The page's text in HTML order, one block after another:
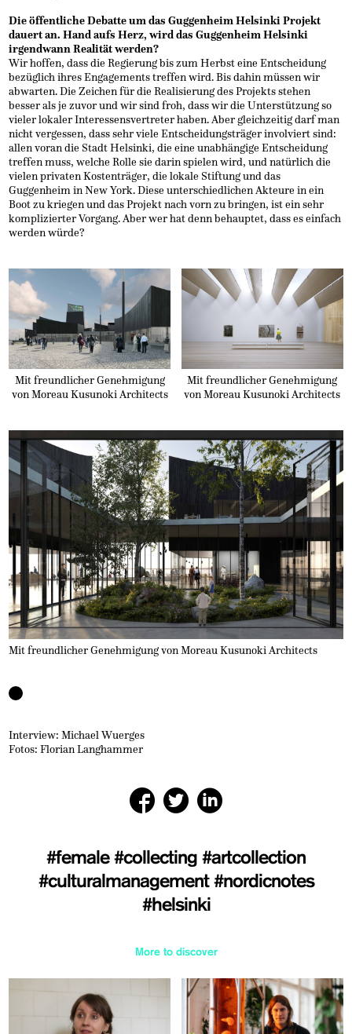
Die öffentliche Debatte um das Guggenheim Helsinki Projekt
dauert an. Hand aufs Herz, wird das Guggenheim Helsinki
irgendwann Realität werden?
Wir hoffen, dass die Regierung bis zum Herbst eine Entscheidung
bezüglich ihres Engagements treffen wird. Bis dahin müssen wir
abwarten. Die Zeichen für die Realisierung des Projekts stehen
besser als je zuvor und wir sind froh, dass wir die Unterstützung so
vieler lokaler Interessensvertreter haben. Aber gleichzeitig darf man
nicht vergessen, dass sehr viele Entscheidungsträger involviert sind:
allen voran die Stadt Helsinki, die eine unabhängige Entscheidung
treffen muss, welche Rolle sie darin spielen wird, und natürlich die
vielen privaten Kostenträger, die lokale Stiftung und das
Guggenheim in New York. Diese unterschiedlichen Akteure in ein
Boot zu kriegen und das Projekt nach vorn zu bringen, ist ein sehr
komplizierter Vorgang. Aber wer hat denn behauptet, dass es einfach
werden würde?
Mit freundlicher Genehmigung
von Moreau Kusunoki Architects
Mit freundlicher Genehmigung
von Moreau Kusunoki Architects
Mit freundlicher Genehmigung von Moreau Kusunoki Architects
Interview: Michael Wuerges
Fotos: Florian Langhammer
#female #collecting #artcollection
#culturalmanagement #nordicnotes
#helsinki
More to discover